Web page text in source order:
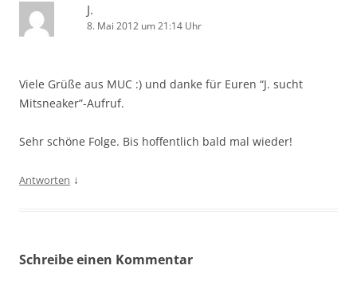
J.
8. Mai 2012 um 21:14 Uhr
Viele Grüße aus MUC :) und danke für Euren “J. sucht
Mitsneaker”-Aufruf.
Sehr schöne Folge. Bis hoffentlich bald mal wieder!
Antworten ↓
Schreibe einen Kommentar